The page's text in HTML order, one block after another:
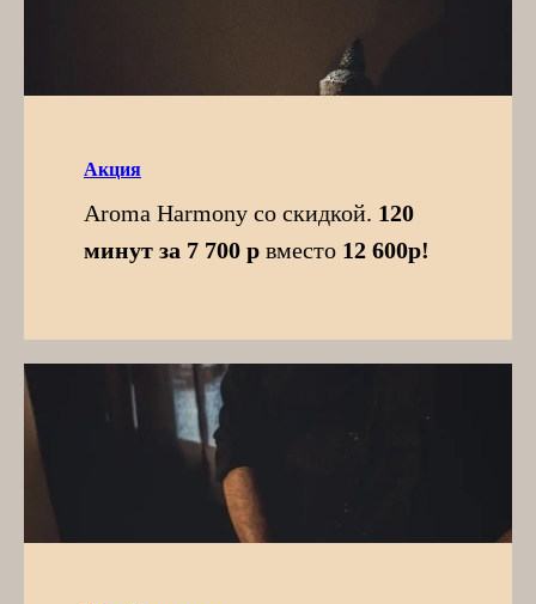
Акция
Aroma Harmony со скидкой. 120
минут за 7 700 р вместо 12 600р!